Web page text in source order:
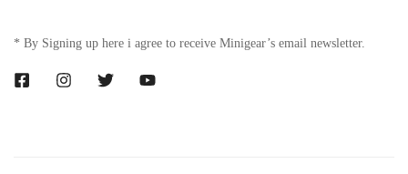
* By Signing up here i agree to receive Minigear’s email newsletter.